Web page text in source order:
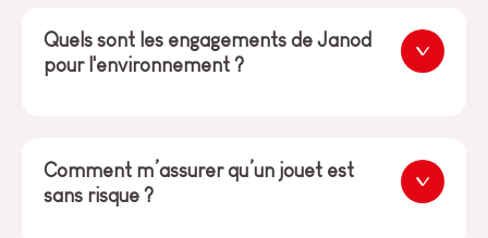
Quels sont les engagements de Janod
pour l'environnement ?
Comment m’assurer qu’un jouet est
sans risque ?